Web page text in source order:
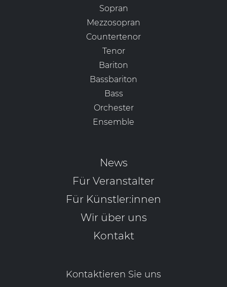
Sopran
Mezzosopran
Countertenor
Tenor
Bariton
Bassbariton
Bass
Orchester
Ensemble
News
Für Veranstalter
Für Künstler:innen
Wir über uns
Kontakt
Kontaktieren Sie uns